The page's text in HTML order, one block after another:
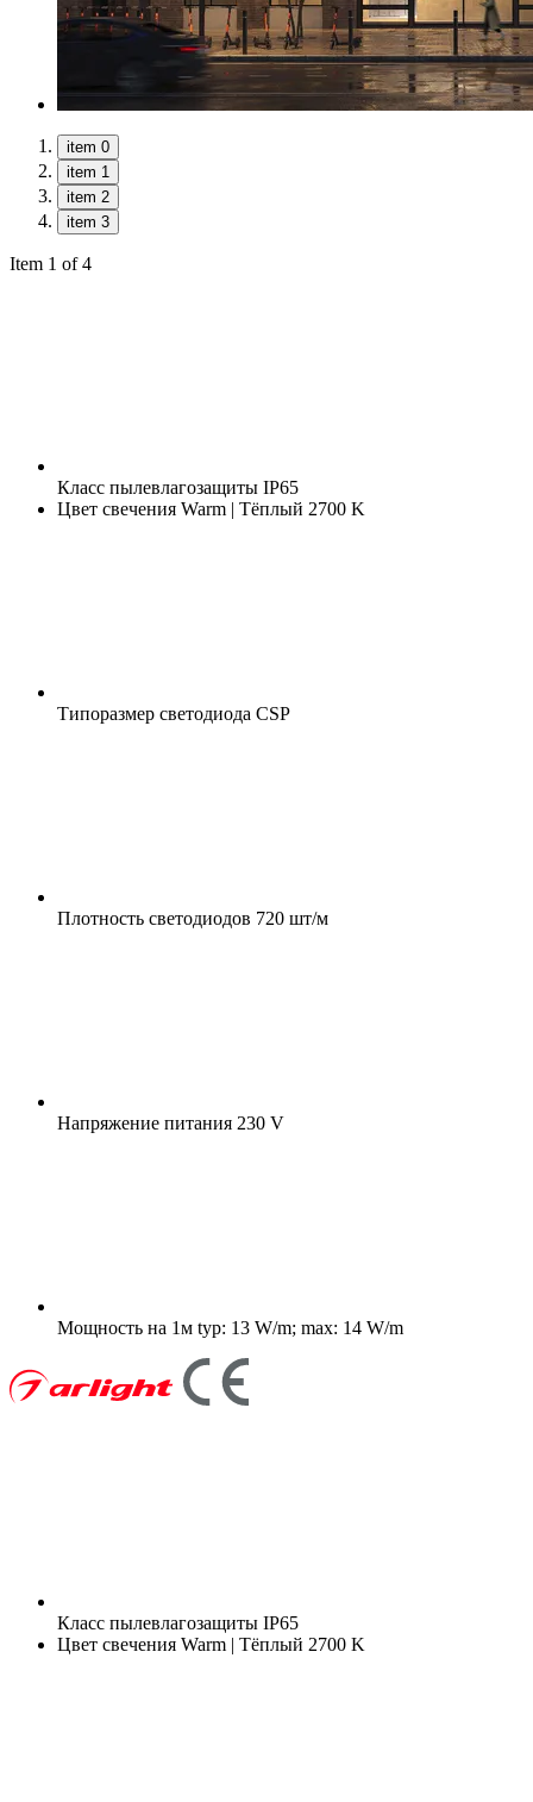
item 0
item 1
item 2
item 3
Item 1 of 4
Класс пылевлагозащиты IP65
Цвет свечения Warm | Тёплый 2700 K
Типоразмер светодиода CSP
Плотность светодиодов 720 шт/м
Напряжение питания 230 V
Мощность на 1м typ: 13 W/m; max: 14 W/m
Класс пылевлагозащиты IP65
Цвет свечения Warm | Тёплый 2700 K